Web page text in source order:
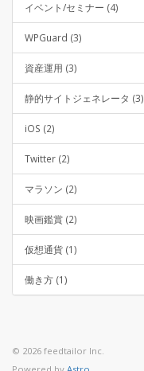
イベント/セミナー (4)
WPGuard (3)
資産運用 (3)
静的サイトジェネレータ (3)
iOS (2)
Twitter (2)
マラソン (2)
映画鑑賞 (2)
仮想通貨 (1)
働き方 (1)
© 2026 feedtailor Inc.